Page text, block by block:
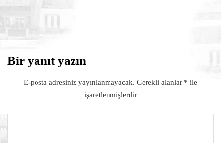
TransLogistica Poland 2026 Fuarı
Türkiye Millî Katılım Organizasyonu
Bir yanıt yazın
E-posta adresiniz yayınlanmayacak. Gerekli alanlar * ile
işaretlenmişlerdir